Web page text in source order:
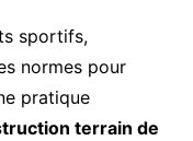
sportifs,
normes pour
pratique
terrain de